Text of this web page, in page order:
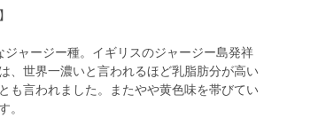
ャージー種。イギリスのジャージー島発祥
、世界一濃いと言われるほど乳脂肪分が高い
も言われました。またやや黄色味を帯びてい
。